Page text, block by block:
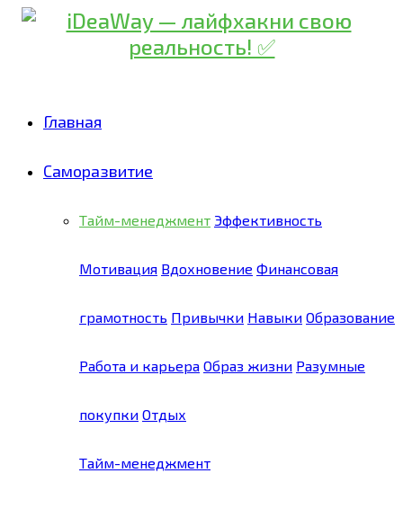
Главная
Саморазвитие
Тайм-менеджмент Эффективность
Мотивация Вдохновение Финансовая
грамотность Привычки Навыки Образование
Работа и карьера Образ жизни Разумные
покупки Отдых
Тайм-менеджмент